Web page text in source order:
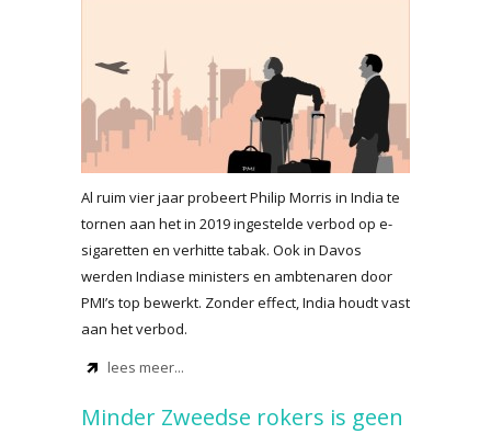
Al ruim vier jaar probeert Philip Morris in India te
tornen aan het in 2019 ingestelde verbod op e-
sigaretten en verhitte tabak. Ook in Davos
werden Indiase ministers en ambtenaren door
PMI’s top bewerkt. Zonder effect, India houdt vast
aan het verbod.
lees meer...
Minder Zweedse rokers is geen